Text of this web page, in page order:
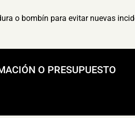
o bombín para evitar nuevas
O PRESUPUESTO